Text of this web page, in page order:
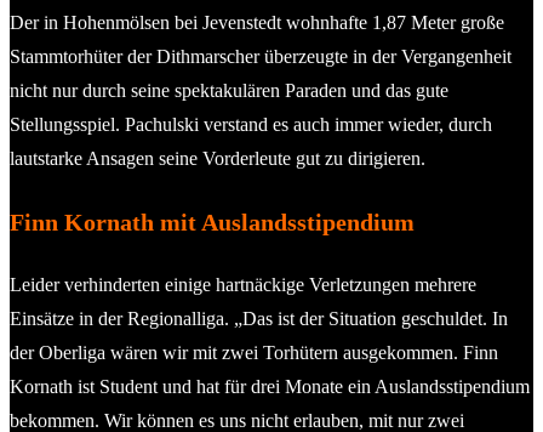
Der in Hohenmölsen bei Jevenstedt wohnhafte 1,87 Meter große
Stammtorhüter der Dithmarscher überzeugte in der Vergangenheit
nicht nur durch seine spektakulären Paraden und das gute
Stellungsspiel. Pachulski verstand es auch immer wieder, durch
lautstarke Ansagen seine Vorderleute gut zu dirigieren.
Finn Kornath mit Auslandsstipendium
Leider verhinderten einige hartnäckige Verletzungen mehrere
Einsätze in der Regionalliga. „Das ist der Situation geschuldet. In
der Oberliga wären wir mit zwei Torhütern ausgekommen. Finn
Kornath ist Student und hat für drei Monate ein Auslandsstipendium
bekommen. Wir können es uns nicht erlauben, mit nur zwei